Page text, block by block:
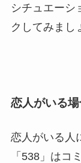
シチュエーシ
クしてみまし
恋人がいる
恋人がいる人
「538」はコ